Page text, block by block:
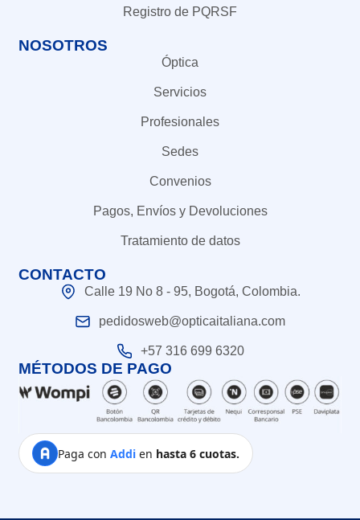
Registro de PQRSF
NOSOTROS
Óptica
Servicios
Profesionales
Sedes
Convenios
Pagos, Envíos y Devoluciones
Tratamiento de datos
CONTACTO
Calle 19 No 8 - 95, Bogotá, Colombia.
pedidosweb@opticaitaliana.com
+57 316 699 6320
MÉTODOS DE PAGO
Paga conAddi en hasta 6 cuotas.